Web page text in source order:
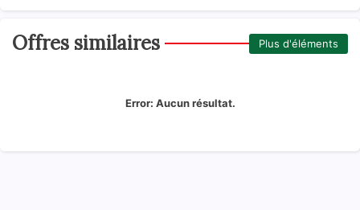
Offres similaires Plus d'éléments
Error: Aucun résultat.